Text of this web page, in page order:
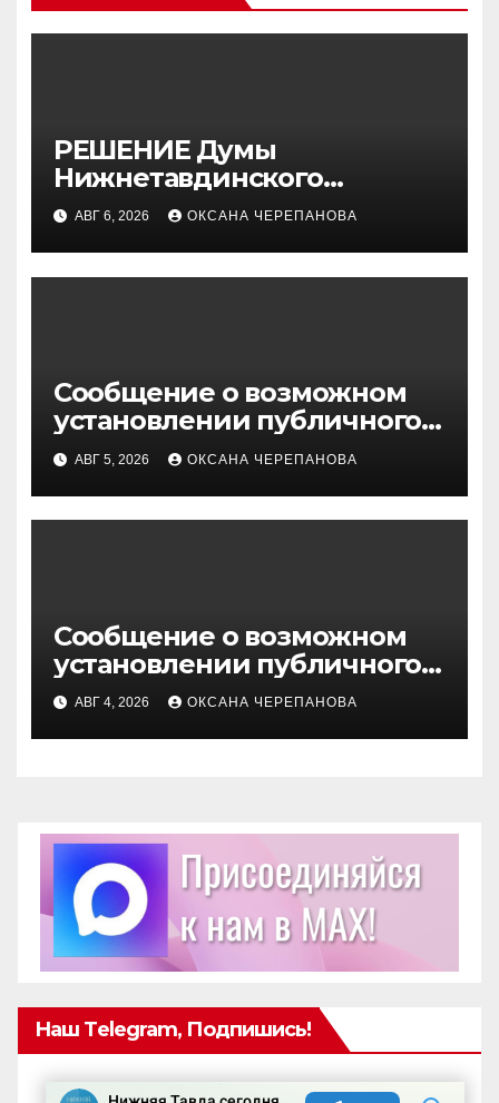
РЕШЕНИЕ Думы
Нижнетавдинского
муниципального округа от
30.07.2026 г. № 179
АВГ 6, 2026 ОКСАНА ЧЕРЕПАНОВА
Сообщение о возможном
установлении публичного
сервитута
АВГ 5, 2026 ОКСАНА ЧЕРЕПАНОВА
Сообщение о возможном
установлении публичного
сервитута
АВГ 4, 2026 ОКСАНА ЧЕРЕПАНОВА
Наш Telegram, Подпишись!